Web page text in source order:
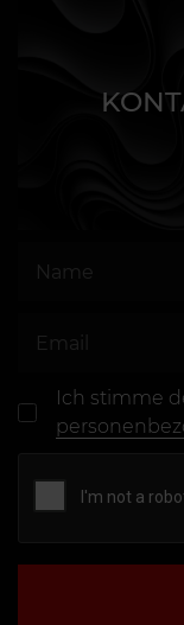
Ich stimme